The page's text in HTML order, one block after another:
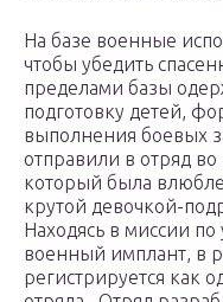
На базе военные
чтобы убедить
пределами базы
подготовку детей,
выполнения боевых
отправили в отряд
который была
крутой девочкой-
Находясь в миссии по
военный имплант, в
регистрируется как